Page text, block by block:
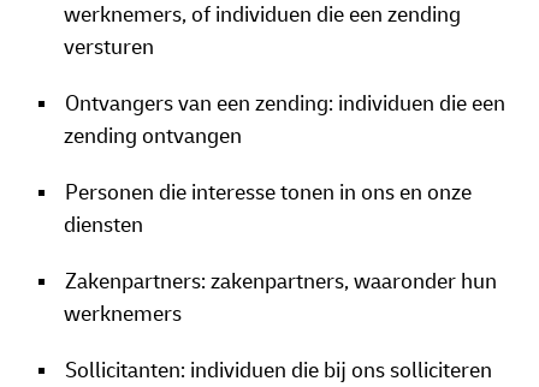
werknemers, of individuen die een zending
versturen
Ontvangers van een zending: individuen die een
zending ontvangen
Personen die interesse tonen in ons en onze
diensten
Zakenpartners: zakenpartners, waaronder hun
werknemers
Sollicitanten: individuen die bij ons solliciteren